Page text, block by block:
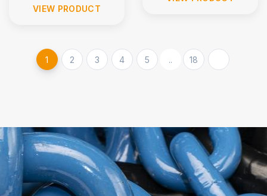
VIEW PRODUCT
1 2 3 4 5 .. 18